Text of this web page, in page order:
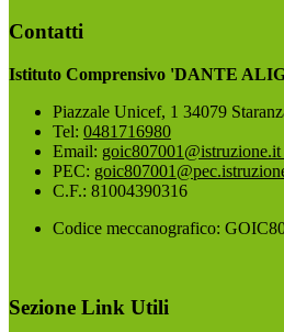
Contatti
Istituto Comprensivo 'DANTE
Piazzale Unicef, 1 34079
Tel: 0481716980
Email: goic807001@istruzione.it
PEC:
C.F.: 81004390316
Codice meccanografico:
Sezione Link Utili